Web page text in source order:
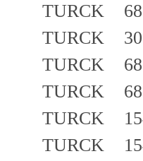
TURCK
TURCK
TURCK
TURCK
TURCK
TURCK